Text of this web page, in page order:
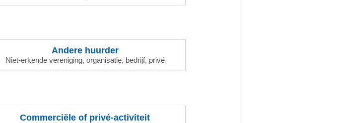
Andere huurder
Niet-erkende vereniging, organisatie, bedrijf, privé
Commerciële of privé-activiteit